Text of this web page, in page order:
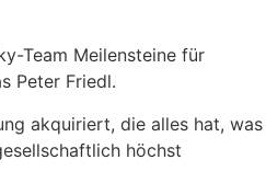
Team Meilensteine für
Peter Friedl.
akquiriert, die alles hat, was
höchst